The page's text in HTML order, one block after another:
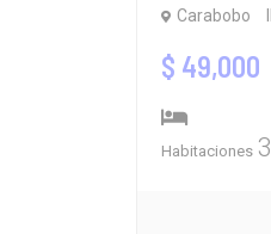
Carabobo
$ 49,000
Habitaciones 3